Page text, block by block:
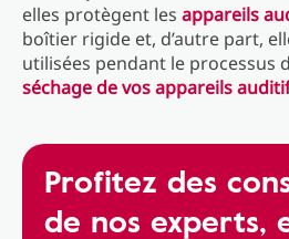
elles protègent les appareils
boîtier rigide et, d’autre part,
utilisées pendant le processus
séchage de vos appareils
Profitez des
de nos experts,